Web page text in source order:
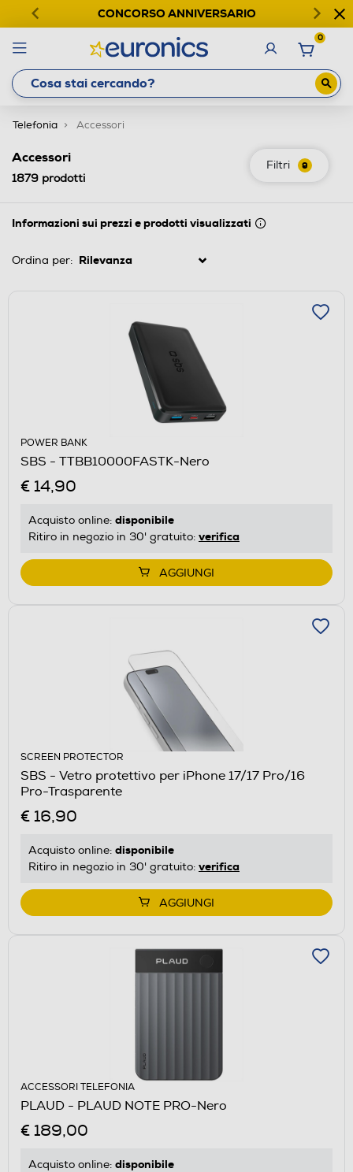
CONCORSO ANNIVERSARIO
0
Telefonia Accessori
Filtri 9
Accessori
1879 prodotti
Informazioni sui prezzi e prodotti visualizzati
Ordina per:
POWER BANK
SBS - TTBB10000FASTK-Nero
€ 14,90
Acquisto online: disponibile
Ritiro in negozio in 30' gratuito: verifica
AGGIUNGI
SCREEN PROTECTOR
SBS - Vetro protettivo per iPhone 17/17 Pro/16
Pro-Trasparente
€ 16,90
Acquisto online: disponibile
Ritiro in negozio in 30' gratuito: verifica
AGGIUNGI
ACCESSORI TELEFONIA
PLAUD - PLAUD NOTE PRO-Nero
€ 189,00
Acquisto online: disponibile